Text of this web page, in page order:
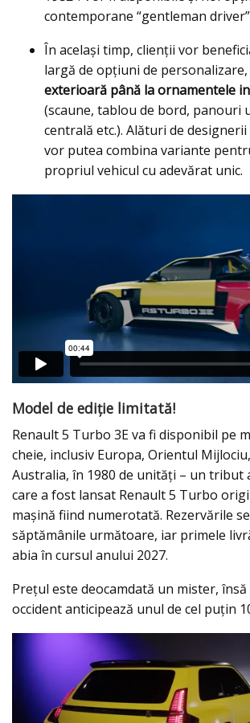
contemporane “gentleman
În același timp, clienții vor
largă de opțiuni de personalizare,
exterioară până la ornamentele
(scaune, tablou de bord, panouri
centrală etc.). Alături de
vor putea combina variante
propriul vehicul cu adevărat unic.
Model de ediție limitată!
Renault 5 Turbo 3E va fi disponibil pe
cheie, inclusiv Europa, Orientul
Australia, în 1980 de unități – un tribut
care a fost lansat Renault 5 Turbo
mașină fiind numerotată. Rezervările
săptămânile următoare, iar primele
abia în cursul anului 2027.
Prețul este deocamdată un mister,
occident anticipează unul de cel puțin